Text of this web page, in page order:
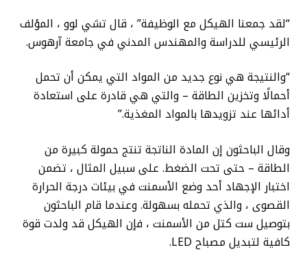
“لقد جمعنا الهيكل مع الوظيفة” ، قال تشي لوو ، المؤلف
الرئيسي للدراسة والمهندس المدني في جامعة آرهوس.
“والنتيجة هي نوع جديد من المواد التي يمكن أن تحمل
أحمالًا وتخزين الطاقة – والتي هي قادرة على استعادة
أدائها عند تزويدها بالمواد المغذية.”
وقال الباحثون إن المادة الناتجة تنتج حمولة كبيرة من
الطاقة – حتى تحت الضغط. على سبيل المثال ، تضمن
اختبار الإجهاد أحد وضع الأسمنت في بيئات درجة الحرارة
القصوى ، والذي تحمله بسهولة. وعندما قام الباحثون
بتوصيل ست كتل من الأسمنت ، فإن الهيكل قد ولدت قوة
كافية لتبديل مصباح LED.